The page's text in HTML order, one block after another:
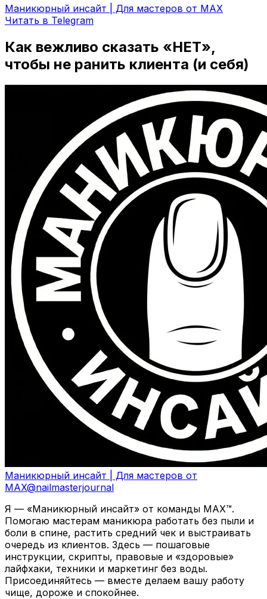
Маникюрный инсайт | Для мастеров от MAX
Читать в Telegram
Как вежливо сказать «НЕТ»,
чтобы не ранить клиента (и себя)
Маникюрный инсайт | Для мастеров от
MAX@nailmasterjournal
Я — «Маникюрный инсайт» от команды MAX™.
Помогаю мастерам маникюра работать без пыли и
боли в спине, растить средний чек и выстраивать
очередь из клиентов. Здесь — пошаговые
инструкции, скрипты, правовые и «здоровые»
лайфхаки, техники и маркетинг без воды.
Присоединяйтесь — вместе делаем вашу работу
чище, дороже и спокойнее.